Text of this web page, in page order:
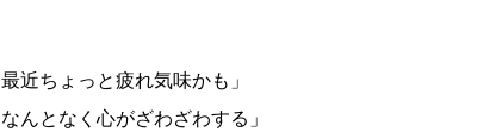
近ちょっと疲れ気味かも」
んとなく心がざわざわする」